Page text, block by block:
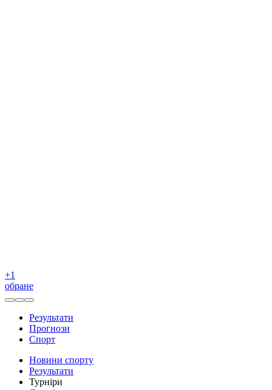
+1
обране
Результати
Прогнози
Спорт
Новини спорту
Результати
Турніри